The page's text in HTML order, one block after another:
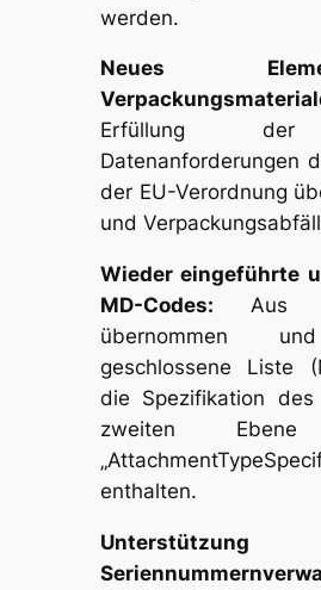
werden.
Neues
Erfüllung der
Datenanforderungen
der EU-Verordnung
und
Wieder eingeführte
MD-Codes: Aus
übernommen
geschlossene Liste
die Spezifikation
zweiten
enthalten.